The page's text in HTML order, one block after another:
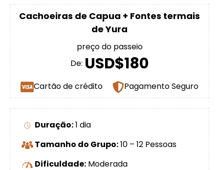
Cachoeiras de Capua + Fontes termais
de Yura
preço do passeio
De: USD$180
Cartão de crédito Pagamento Seguro
Duração:1 dia
Tamanho do Grupo:10 – 12 Pessoas
Dificuldade: Moderada